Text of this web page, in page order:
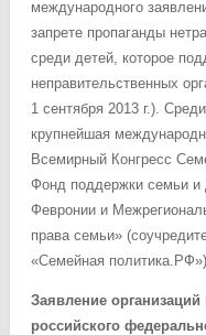
международного
запрете пропаганды
среди детей, которое
неправительственных
1 сентября 2013 г.).
крупнейшая
Всемирный Конгресс
Фонд поддержки семьи и
Февронии и
права семьи»
«Семейная
Заявление
российского